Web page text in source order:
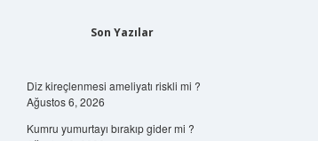
Son Yazılar
Diz kireçlenmesi ameliyatı riskli mi ?
Ağustos 6, 2026
Kumru yumurtayı bırakıp gider mi ?